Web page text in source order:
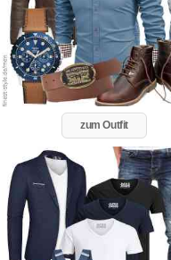
zum Outfit